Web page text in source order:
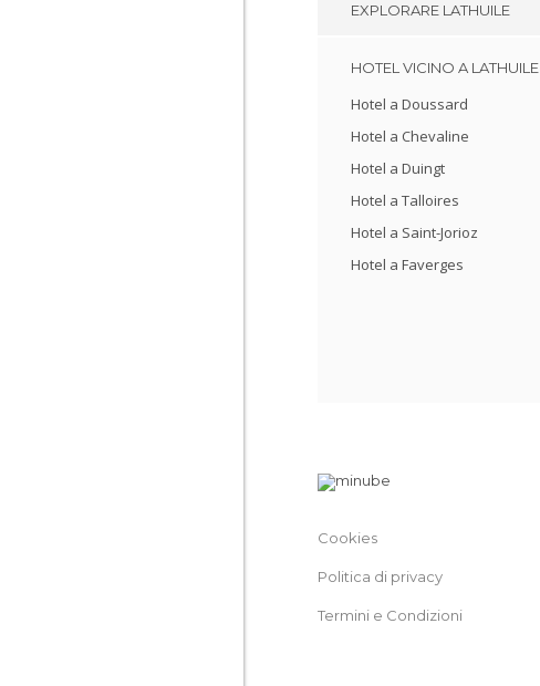
EXPLORARE LATHUILE
HOTEL VICINO A LATHUILE
Hotel a Doussard
Hotel a Chevaline
Hotel a Duingt
Hotel a Talloires
Hotel a Saint-Jorioz
Hotel a Faverges
Cookies
Politica di privacy
Termini e Condizioni